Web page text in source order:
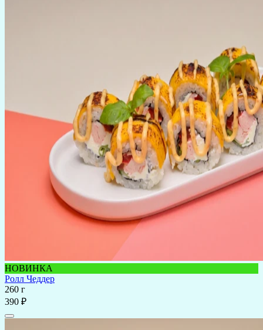
НОВИНКА
Ролл Чеддер
260 г
390 ₽